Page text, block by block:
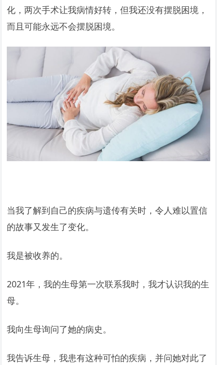
化，两次手术让我病情好转，但我还没有摆脱困境，
而且可能永远不会摆脱困境。
当我了解到自己的疾病与遗传有关时，令人难以置信
的故事又发生了变化。
我是被收养的。
2021年，我的生母第一次联系我时，我才认识我的生
母。
我向生母询问了她的病史。
我告诉生母，我患有这种可怕的疾病，并问她对此了